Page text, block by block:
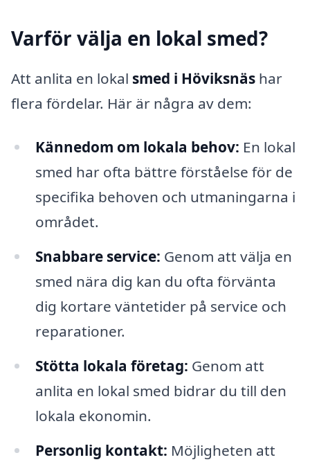
Varför välja en lokal smed?
Att anlita en lokal smed i Höviksnäs har
flera fördelar. Här är några av dem:
Kännedom om lokala behov: En lokal
smed har ofta bättre förståelse för de
specifika behoven och utmaningarna i
området.
Snabbare service: Genom att välja en
smed nära dig kan du ofta förvänta
dig kortare väntetider på service och
reparationer.
Stötta lokala företag: Genom att
anlita en lokal smed bidrar du till den
lokala ekonomin.
Personlig kontakt: Möjligheten att